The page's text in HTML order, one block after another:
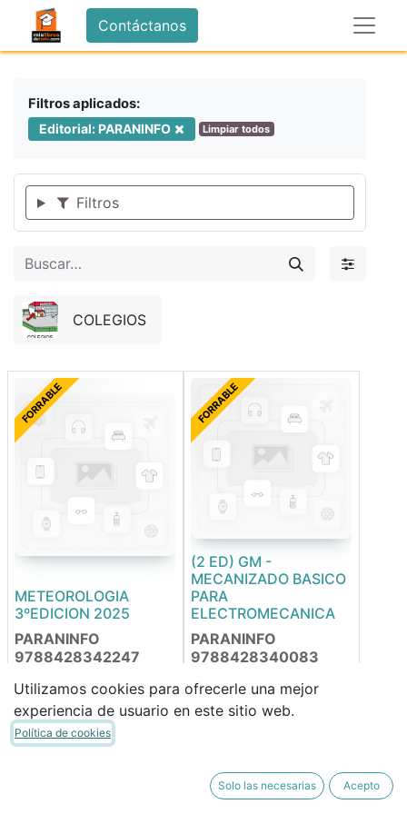
Contáctanos
Filtros aplicados:
Editorial: PARANINFO Limpiar todos
Filtros
COLEGIOS
FORRABLE
METEOROLOGIA
3ºEDICION 2025
PARANINFO
9788428342247
30,00 €
25,50
FORRABLE
(2 ED) GM -
MECANIZADO BASICO
PARA
ELECTROMECANICA
PARANINFO
9788428340083
35,00
FORRABLE
Utilizamos cookies para ofrecerle una mejor
experiencia de usuario en este sitio web.
Política de cookies
Solo las necesarias Acepto